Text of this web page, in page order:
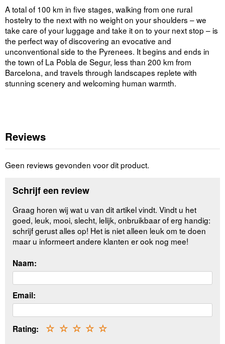
A total of 100 km in five stages, walking from one rural
hostelry to the next with no weight on your shoulders – we
take care of your luggage and take it on to your next stop – is
the perfect way of discovering an evocative and
unconventional side to the Pyrenees. It begins and ends in
the town of La Pobla de Segur, less than 200 km from
Barcelona, and travels through landscapes replete with
stunning scenery and welcoming human warmth.
Reviews
Geen reviews gevonden voor dit product.
Schrijf een review
Graag horen wij wat u van dit artikel vindt. Vindt u het
goed, leuk, mooi, slecht, lelijk, onbruikbaar of erg handig:
schrijf gerust alles op! Het is niet alleen leuk om te doen
maar u informeert andere klanten er ook nog mee!
Naam:
Email:
Rating: ☆
☆
☆
☆
☆